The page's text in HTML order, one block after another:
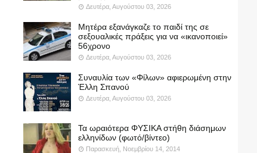
Δευτέρα, Αυγούστου 03, 2026
Μητέρα εξανάγκαζε το παιδί της σε
σεξουαλικές πράξεις για να «ικανοποιεί»
56χρονο
Δευτέρα, Αυγούστου 03, 2026
Συναυλία των «Φίλων» αφιερωμένη στην
Έλλη Σπανού
Δευτέρα, Αυγούστου 03, 2026
Τα ωραιότερα ΦΥΣΙΚΑ στήθη διάσημων
ελληνίδων (φωτό/βίντεο)
Παρασκευή, Νοεμβρίου 14, 2014